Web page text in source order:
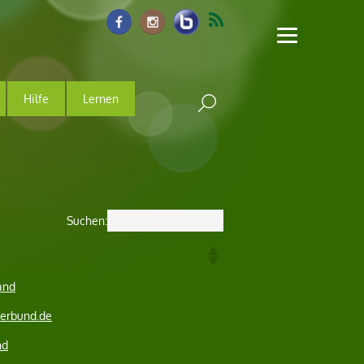
Hilfe Lernen
Suchen: